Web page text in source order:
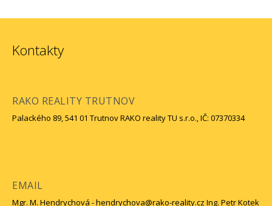
Kontakty
RAKO REALITY TRUTNOV
Palackého 89, 541 01 Trutnov RAKO reality TU s.r.o., IČ: 07370334
EMAIL
Mgr. M. Hendrychová - hendrychova@rako-reality.cz Ing. Petr Kotek